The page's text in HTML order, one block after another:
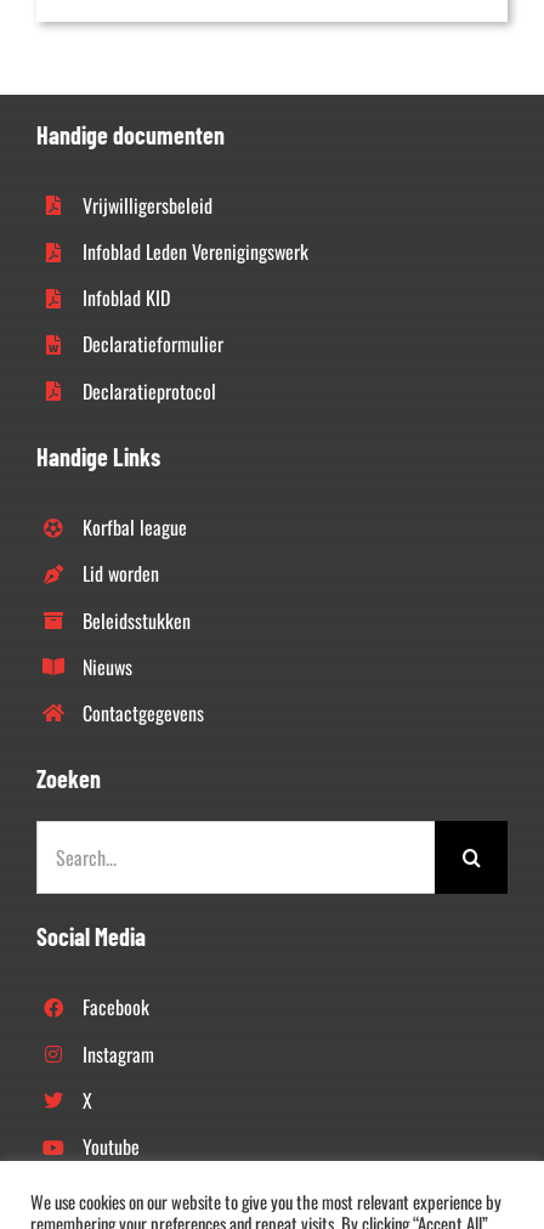
Handige documenten
Vrijwilligersbeleid
Infoblad Leden Verenigingswerk
Infoblad KID
Declaratieformulier
Declaratieprotocol
Handige Links
Korfbal league
Lid worden
Beleidsstukken
Nieuws
Contactgegevens
Zoeken
naar:
Social Media
Facebook
Instagram
X
Youtube
Linkedin
We use cookies on our website to give you the most relevant experience by
remembering your preferences and repeat visits. By clicking “Accept All”,